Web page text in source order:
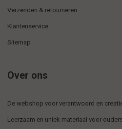
Verzenden & retourneren
Klantenservice
Sitemap
Over ons
De webshop voor verantwoord en
Leerzaam en uniek materiaal voor